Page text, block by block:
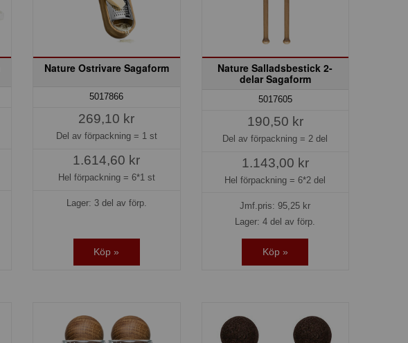
Nature Ostrivare Sagaform
5017866
269,10 kr
Del av förpackning = 1 st
1.614,60 kr
Hel förpackning = 6*1 st
Lager: 3 del av förp.
Köp »
Nature Salladsbestick 2-
delar Sagaform
5017605
190,50 kr
Del av förpackning =2 del
1.143,00 kr
Hel förpackning =6*2 del
Jmf.pris:95,25 kr
Lager: 4 del av förp.
Köp »